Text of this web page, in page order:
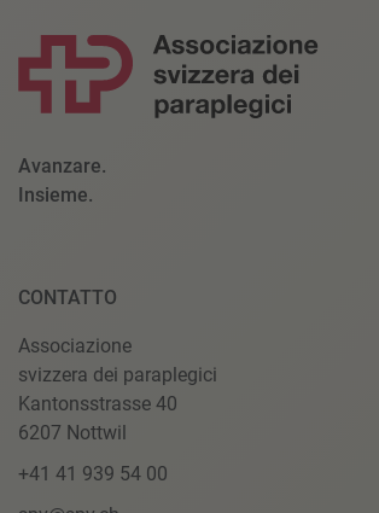
Avanzare.
Insieme.
CONTATTO
Associazione
svizzera dei paraplegici
Kantonsstrasse 40
6207 Nottwil
+41 41 939 54 00